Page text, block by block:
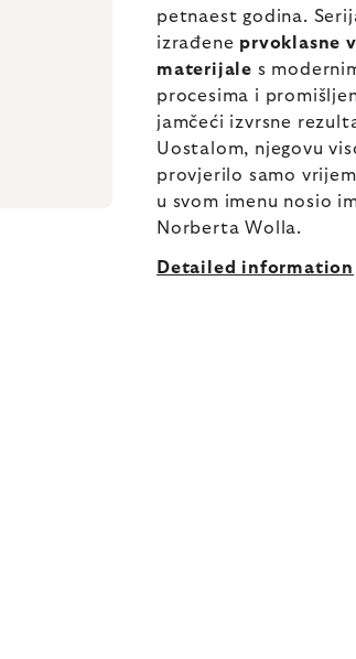
petnaest godina.
izrađene prvoklasne
materijale s
procesima i
jamčeći izvrsne
Uostalom, njegovu
provjerilo samo
u svom imenu nosio
Norberta Wolla.
Detailed information